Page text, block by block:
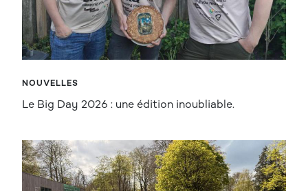
NOUVELLES
Le Big Day 2026 : une édition inoubliable.